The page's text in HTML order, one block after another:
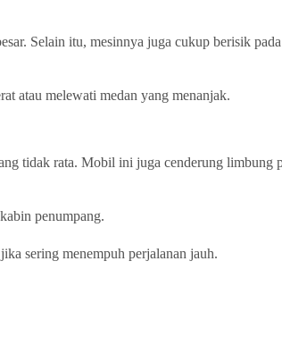
Selain itu, mesinnya juga cukup berisik
atau melewati medan yang menanjak.
tidak rata. Mobil ini juga cenderung
penumpang.
sering menempuh perjalanan jauh.